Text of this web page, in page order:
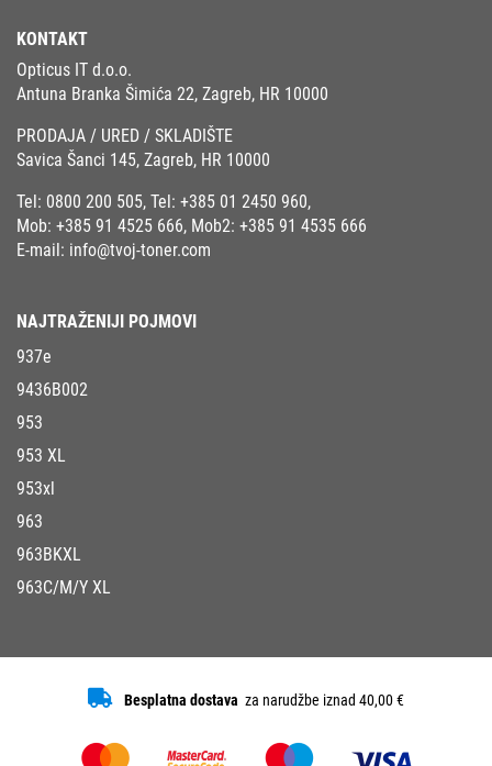
KONTAKT
Opticus IT d.o.o.
Antuna Branka Šimića 22, Zagreb, HR 10000
PRODAJA / URED / SKLADIŠTE
Savica Šanci 145, Zagreb, HR 10000
Tel: 0800 200 505, Tel: +385 01 2450 960,
Mob: +385 91 4525 666, Mob2: +385 91 4535 666
E-mail: info@tvoj-toner.com
NAJTRAŽENIJI POJMOVI
937e
9436B002
953
953 XL
953xl
963
963BKXL
963C/M/Y XL
Besplatna dostava za narudžbe iznad 40,00 €